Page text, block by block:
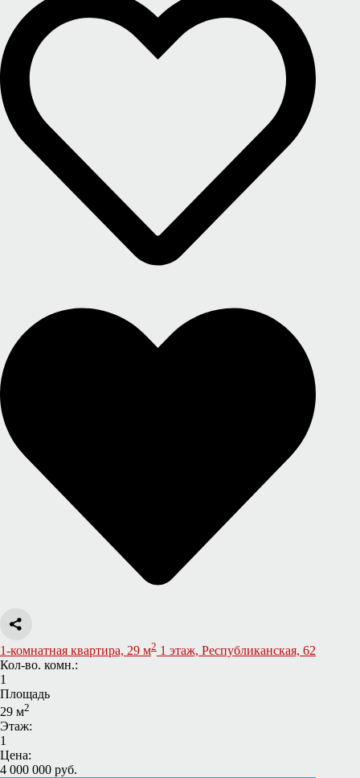
1-комнатная квартира, 29 м2 1 этаж, Республиканская, 62
Кол-во. комн.:
1
Площадь
29 м2
Этаж:
1
Цена:
4 000 000 руб.